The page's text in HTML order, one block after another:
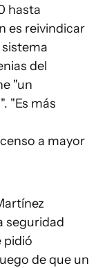
hasta
es reivindicar
sistema
del
"un
"Es más
a mayor
seguridad
pidió
de que un